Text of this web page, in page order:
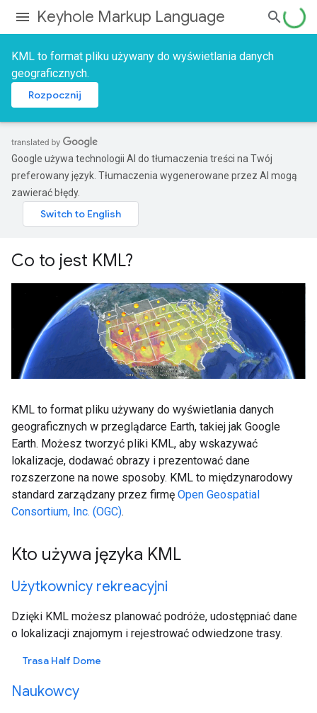
Keyhole Markup Language
KML to format pliku używany do wyświetlania danych
geograficznych.
Rozpocznij
Google używa technologii AI do tłumaczenia treści na Twój
preferowany język. Tłumaczenia wygenerowane przez AI mogą
zawierać błędy.
Co to jest KML?
KML to format pliku używany do wyświetlania danych
geograficznych w przeglądarce Earth, takiej jak Google
Earth. Możesz tworzyć pliki KML, aby wskazywać
lokalizacje, dodawać obrazy i prezentować dane
rozszerzone na nowe sposoby. KML to międzynarodowy
standard zarządzany przez firmę Open Geospatial
Consortium, Inc. (OGC).
Kto używa języka KML
Użytkownicy rekreacyjni
Dzięki KML możesz planować podróże, udostępniać dane
o lokalizacji znajomym i rejestrować odwiedzone trasy.
Trasa Half Dome
Naukowcy